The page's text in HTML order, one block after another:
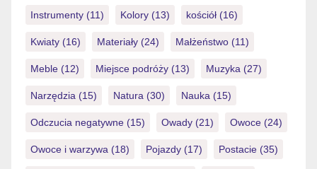
Instrumenty (11) Kolory (13) kościół (16)
Kwiaty (16) Materiały (24) Małżeństwo (11)
Meble (12) Miejsce podróży (13) Muzyka (27)
Narzędzia (15) Natura (30) Nauka (15)
Odczucia negatywne (15) Owady (21) Owoce (24)
Owoce i warzywa (18) Pojazdy (17) Postacie (35)